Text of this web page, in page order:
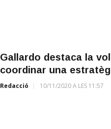
Gallardo destaca la
coordinar una
Redacció 10/11/2020 A LES 11:57